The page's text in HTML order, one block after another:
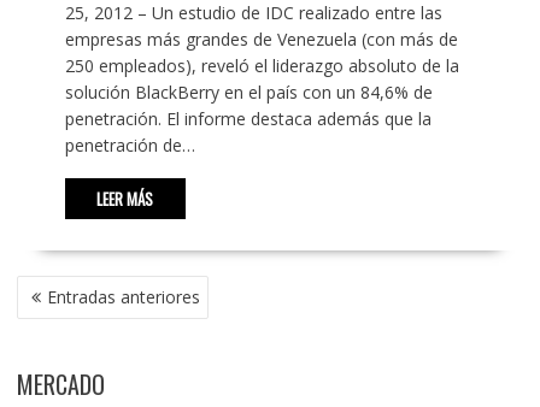
25, 2012 – Un estudio de IDC realizado entre las
empresas más grandes de Venezuela (con más de
250 empleados), reveló el liderazgo absoluto de la
solución BlackBerry en el país con un 84,6% de
penetración. El informe destaca además que la
penetración de…
LEER MÁS
NAVEGACIÓN
DE Entradas anteriores
MERCADO